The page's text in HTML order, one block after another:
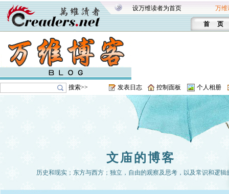
设万维读者为首页 万维
首 页
搜索>> 发表日志 控制面板 个人相册
文庙的博客
历史和现实；东方与西方；独立，自由的观察及思考，以及常识和逻辑